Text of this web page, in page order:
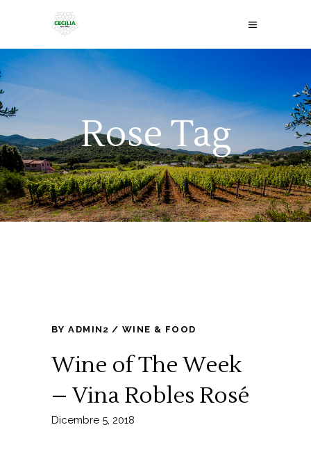
Rose Tag
BYADMIN2 WINE & FOOD
Wine of The Week
– Vina Robles Rosé
Dicembre 5, 2018